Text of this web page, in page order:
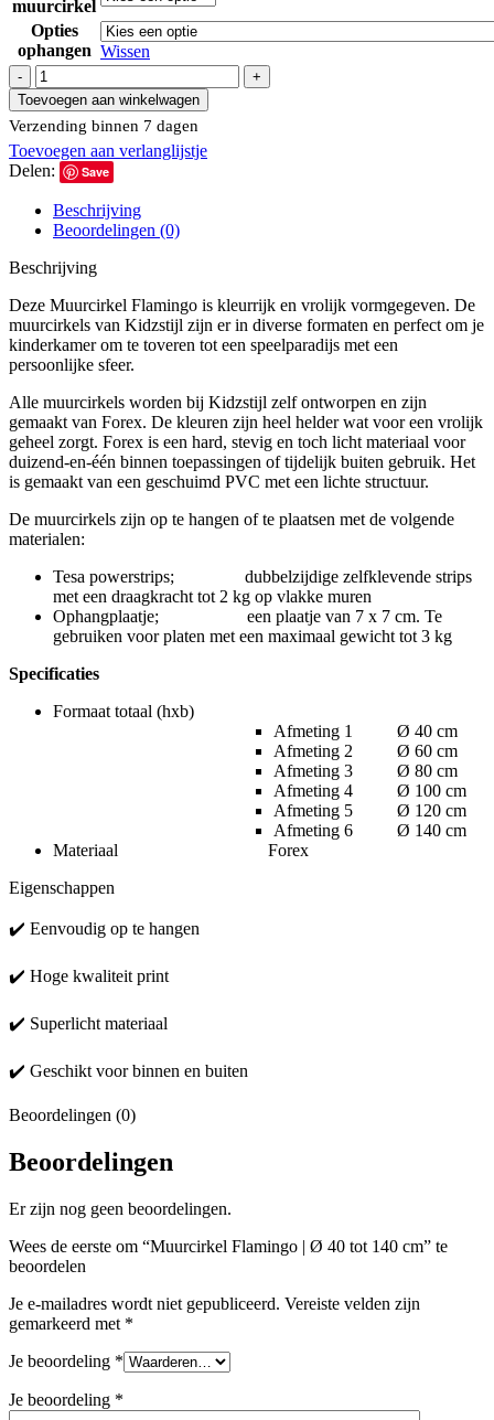
muurcirkel
Opties
ophangen Wissen
Muurcirkel
Flamingo
|
Ø
40
tot
cm
aantal
Toevoegen aan winkelwagen
Verzending binnen 7 dagen
Toevoegen aan verlanglijstje
Delen:
Save
Beschrijving
Beoordelingen (0)
Beschrijving
Deze Muurcirkel Flamingo is kleurrijk en vrolijk vormgegeven. De
muurcirkels van Kidzstijl zijn er in diverse formaten en perfect om je
kinderkamer om te toveren tot een speelparadijs met een
persoonlijke sfeer.
Alle muurcirkels worden bij Kidzstijl zelf ontworpen en zijn
gemaakt van Forex. De kleuren zijn heel helder wat voor een vrolijk
geheel zorgt. Forex is een hard, stevig en toch licht materiaal voor
duizend-en-één binnen toepassingen of tijdelijk buiten gebruik. Het
is gemaakt van een geschuimd PVC met een lichte structuur.
De muurcirkels zijn op te hangen of te plaatsen met de volgende
materialen:
Tesa powerstrips; dubbelzijdige zelfklevende strips
met een draagkracht tot 2 kg op vlakke muren
Ophangplaatje; een plaatje van 7 x 7 cm. Te
gebruiken voor platen met een maximaal gewicht tot 3 kg
Specificaties
Formaat totaal (hxb)
Afmeting 1 Ø 40 cm
Afmeting 2 Ø 60 cm
Afmeting 3 Ø 80 cm
Afmeting 4 Ø 100 cm
Afmeting 5 Ø 120 cm
Afmeting 6 Ø 140 cm
Materiaal Forex
Eigenschappen
✔️ Eenvoudig op te hangen
✔️ Hoge kwaliteit print
✔️ Superlicht materiaal
✔️ Geschikt voor binnen en buiten
Beoordelingen (0)
Beoordelingen
Er zijn nog geen beoordelingen.
Wees de eerste om “Muurcirkel Flamingo | Ø 40 tot 140 cm” te
beoordelen
Je e-mailadres wordt niet gepubliceerd. Vereiste velden zijn
gemarkeerd met *
Je beoordeling *
Je beoordeling *